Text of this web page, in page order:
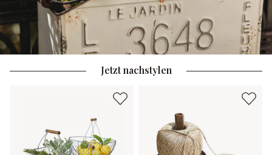
Jetzt nachstylen